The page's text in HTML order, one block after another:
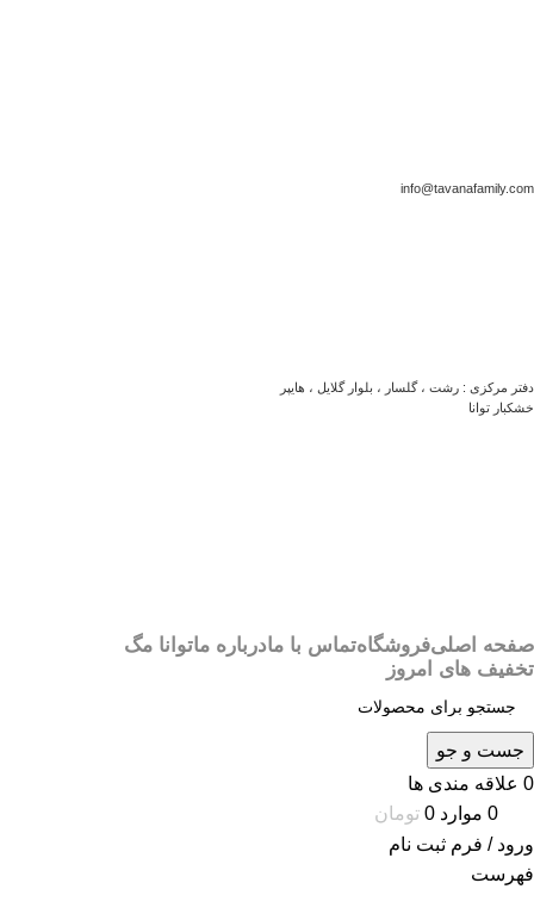
info@tavanafamily.com
دفتر مرکزی : رشت ، گلسار ، بلوار گلایل ، هایپر
خشکبار توانا
صفحه اصلیفروشگاهتماس با مادرباره ماتوانا مگ
تخفیف های امروز
جست و جو
0 علاقه مندی ها
0 موارد 0 تومان
ورود / فرم ثبت نام
فهرست